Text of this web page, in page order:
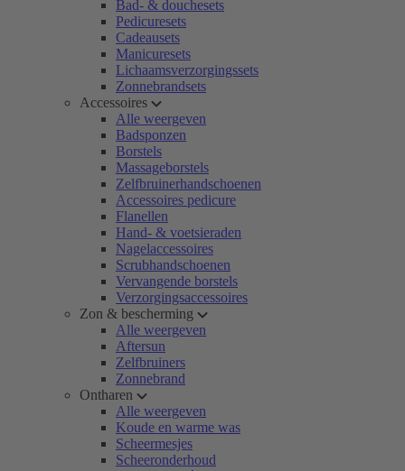
Bad- & douchesets
Pedicuresets
Cadeausets
Manicuresets
Lichaamsverzorgingssets
Zonnebrandsets
Accessoires
Alle weergeven
Badsponzen
Borstels
Massageborstels
Zelfbruinerhandschoenen
Accessoires pedicure
Flanellen
Hand- & voetsieraden
Nagelaccessoires
Scrubhandschoenen
Vervangende borstels
Verzorgingsaccessoires
Zon & bescherming
Alle weergeven
Aftersun
Zelfbruiners
Zonnebrand
Ontharen
Alle weergeven
Koude en warme was
Scheermesjes
Scheeronderhoud